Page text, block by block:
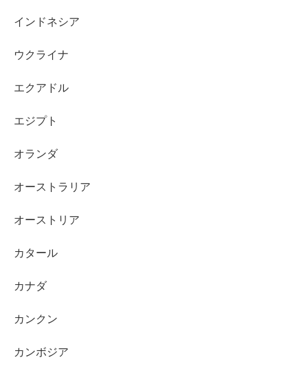
インドネシア
ウクライナ
エクアドル
エジプト
オランダ
オーストラリア
オーストリア
カタール
カナダ
カンクン
カンボジア